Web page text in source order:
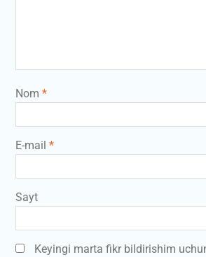
Nom *
E-mail *
Sayt
Keyingi marta fikr bildirishim